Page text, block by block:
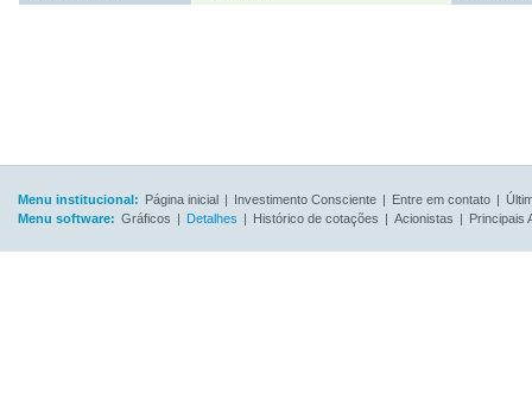
Menu institucional: Página inicial | Investimento Consciente | Entre em contato |
Menu software: Gráficos | Detalhes | Histórico de cotações | Acionistas | Principais